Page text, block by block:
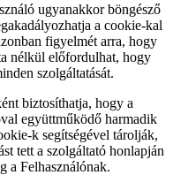
ugyanakkor böngésző
a cookie-kal
figyelmét arra, hogy
nélkül előfordulhat, hogy
szolgáltatását.
biztosíthatja, hogy a
együttműködő harmadik
k segítségével tárolják,
tett a szolgáltató honlapján
a Felhasználónak.